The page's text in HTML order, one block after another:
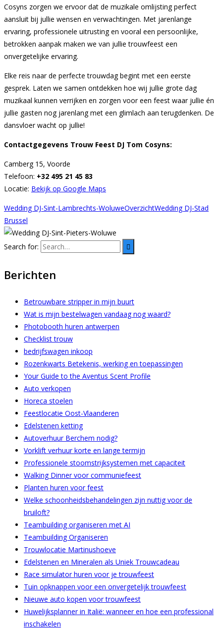
Cosyns zorgen we ervoor dat de muzikale omlijsting perfect
aansluit bij jullie wensen en verwachtingen. Met jarenlange
ervaring, professionele uitrusting en vooral een persoonlijke,
betrokken aanpak maken we van jullie trouwfeest een
onvergetelijke ervaring.
Elke reis naar de perfecte trouwdag begint met een eerste
gesprek. Laten we samen ontdekken hoe wij jullie grote dag
muzikaal kunnen verrijken en zorgen voor een feest waar jullie én
jullie gasten nog jarenlang met een glimlach aan terugdenken. De
dansvloer wacht op jullie!
Contactgegevens Trouw Feest DJ Tom Cosyns:
Camberg 15, Voorde
Telefoon: +32 495 21 45 83
Locatie: Bekijk op Google Maps
Wedding DJ-Sint-Lambrechts-WoluweOverzichtWedding DJ-Stad
Brussel
Search for:
Berichten
Betrouwbare stripper in mijn buurt
Wat is mijn bestelwagen vandaag nog waard?
Photobooth huren antwerpen
Checklist trouw
bedrijfswagen inkoop
Rozenkwarts Betekenis, werking en toepassingen
Your Guide to the Aventus Scent Profile
Auto verkopen
Horeca stoelen
Feestlocatie Oost-Vlaanderen
Edelstenen ketting
Autoverhuur Berchem nodig?
Vorklift verhuur korte en lange termijn
Professionele stoomstrijksystemen met capaciteit
Walking Dinner voor communiefeest
Planten huren voor feest
Welke schoonheidsbehandelingen zijn nuttig voor de
bruiloft?
Teambuilding organiseren met AI
Teambuilding Organiseren
Trouwlocatie Martinushoeve
Edelstenen en Mineralen als Uniek Trouwcadeau
Race simulator huren voor je trouwfeest
Tuin opknappen voor een onvergetelijk trouwfeest
Nieuwe auto kopen voor trouwfeest
Huwelijksplanner in Italië: wanneer en hoe een professional
inschakelen